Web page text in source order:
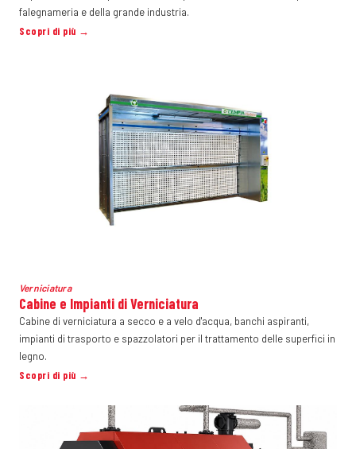
falegnameria e della grande industria.
Scopri di più →
Verniciatura
Cabine e Impianti di Verniciatura
Cabine di verniciatura a secco e a velo d'acqua, banchi aspiranti,
impianti di trasporto e spazzolatori per il trattamento delle superfici in
legno.
Scopri di più →